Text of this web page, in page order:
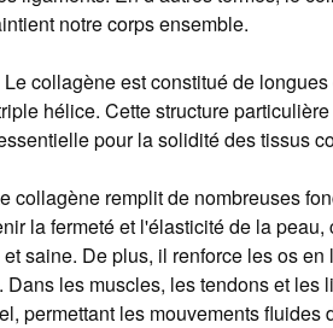
notre corps ensemble.
collagène est constitué de
hélice. Cette structure
pour la solidité des tissus
collagène remplit de nombreuses
la fermeté et l'élasticité de la peau,
saine. De plus, il renforce les os en
Dans les muscles, les tendons et les
permettant les mouvements fluides